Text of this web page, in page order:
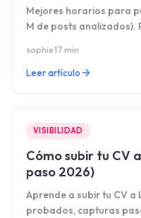
Mejores horarios para
M de posts analizados).
sophie·17 min
Leer artículo
VISIBILIDAD
Cómo subir tu CV
paso 2026)
Aprende a subir tu CV a
probados, capturas